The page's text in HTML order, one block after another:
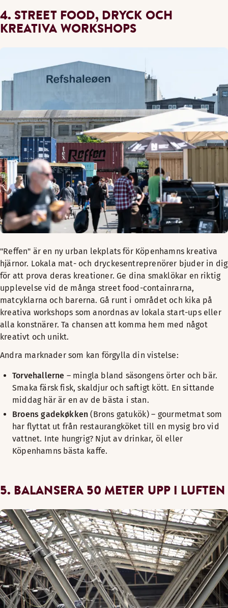
4. STREET FOOD, DRYCK OCH
KREATIVA WORKSHOPS
"Reffen" är en ny urban lekplats för Köpenhamns kreativa
hjärnor. Lokala mat- och dryckesentreprenörer bjuder in dig
för att prova deras kreationer. Ge dina smaklökar en riktig
upplevelse vid de många street food-containrarna,
matcyklarna och barerna. Gå runt i området och kika på
kreativa workshops som anordnas av lokala start-ups eller
alla konstnärer. Ta chansen att komma hem med något
kreativt och unikt.
Andra marknader som kan förgylla din vistelse:
Torvehallerne – mingla bland säsongens örter och bär.
Smaka färsk fisk, skaldjur och saftigt kött. En sittande
middag här är en av de bästa i stan.
Broens gadekøkken (Brons gatukök) – gourmetmat som
har flyttat ut från restaurangköket till en mysig bro vid
vattnet. Inte hungrig? Njut av drinkar, öl eller
Köpenhamns bästa kaffe.
5. BALANSERA 50 METER UPP I LUFTEN